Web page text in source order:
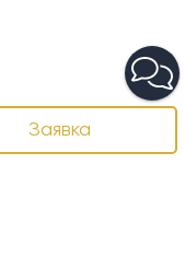
Заявка